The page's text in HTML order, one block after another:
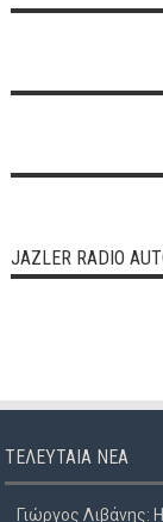
JAZLER RADIO
ΤΕΛΕΥΤΑΊΑ ΝΈΑ
Γιώργος Λιβάνης: